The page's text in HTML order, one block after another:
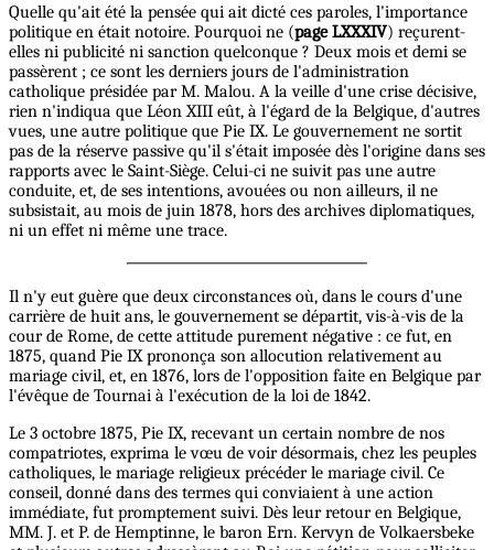
Quelle qu'ait été la pensée qui ait dicté ces paroles, l'importance
politique en était notoire. Pourquoi ne (page LXXXIV) reçurent-
elles ni publicité ni sanction quelconque ? Deux mois et demi se
passèrent ; ce sont les derniers jours de l'administration
catholique présidée par M. Malou. A la veille d'une crise décisive,
rien n'indiqua que Léon XIII eût, à l'égard de la Belgique, d'autres
vues, une autre politique que Pie IX. Le gouvernement ne sortit
pas de la réserve passive qu'il s'était imposée dès l'origine dans ses
rapports avec le Saint-Siège. Celui-ci ne suivit pas une autre
conduite, et, de ses intentions, avouées ou non ailleurs, il ne
subsistait, au mois de juin 1878, hors des archives diplomatiques,
ni un effet ni même une trace.
Il n'y eut guère que deux circonstances où, dans le cours d'une
carrière de huit ans, le gouvernement se départit, vis-à-vis de la
cour de Rome, de cette attitude purement négative : ce fut, en
1875, quand Pie IX prononça son allocution relativement au
mariage civil, et, en 1876, lors de l'opposition faite en Belgique par
l'évêque de Tournai à l'exécution de la loi de 1842.
Le 3 octobre 1875, Pie IX, recevant un certain nombre de nos
compatriotes, exprima le vœu de voir désormais, chez les peuples
catholiques, le mariage religieux précéder le mariage civil. Ce
conseil, donné dans des termes qui conviaient à une action
immédiate, fut promptement suivi. Dès leur retour en Belgique,
MM. J. et P. de Hemptinne, le baron Ern. Kervyn de Volkaersbeke